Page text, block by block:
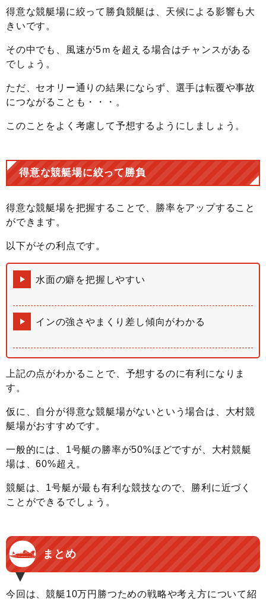
得意な競艇場に絞って勝負競艇は、天候による影響も大
きいです。
その中でも、風速が5ｍを超える場合はチャンスがある
でしょう。
ただ、セオリー通りの結果にならず、選手は転覆や事故
につながることも・・・。
このことをよく考慮して予想するようにしましょう。
得意な競艇場に絞って勝負
得意な競艇場を把握することで、勝率をアップすること
ができます。
以下がその利点です。
水面の癖を把握しやすい
インの強さやまくり差し傾向がわかる
上記の点がわかることで、予想するのに有利になりま
す。
仮に、自分が得意な競艇場がないという場合は、大村競
艇場がおすすめです。
一般的には、1号艇の勝率が50%ほどですが、大村競艇
場は、60%超え。
競艇は、1号艇が最も有利な競技なので、勝利に近づく
ことができるでしょう。
まとめ
今回は、競艇10万円勝つための戦略や考え方について紹